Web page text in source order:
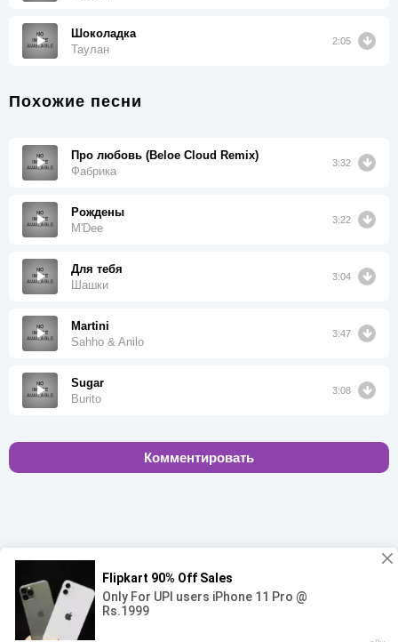
Шоколадка
Таулан
2:05
Похожие песни
Про любовь (Beloe Cloud Remix)
Фабрика
3:32
Рождены
M'Dee
3:22
Для тебя
Шашки
3:04
Martini
Sahho & Anilo
3:47
Sugar
Burito
3:08
Комментировать
00:00